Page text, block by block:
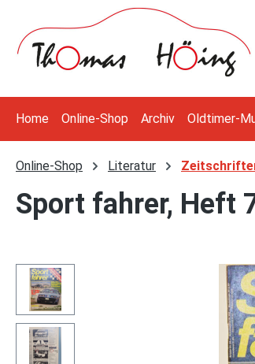
Hauptinhalt springen
Zur Suche springen
Zur Hauptnavigation springen
Home Online-Shop Archiv Oldtimer-
Online-Shop Literatur
Sport fahrer, Heft
Bildergalerie überspringen